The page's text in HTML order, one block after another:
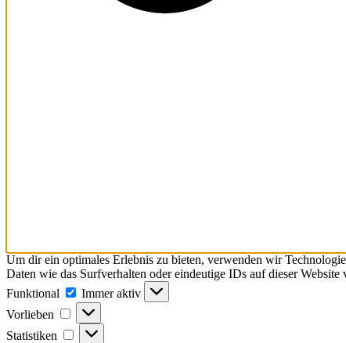
Um dir ein optimales Erlebnis zu bieten, verwenden wir
Daten wie das Surfverhalten oder eindeutige IDs auf dieser
Funktional
Immer aktiv
Vorlieben
Statistiken